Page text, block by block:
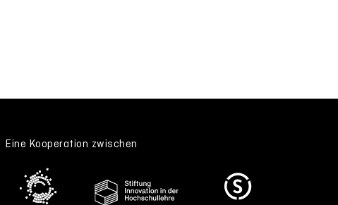
Eine Kooperation zwischen